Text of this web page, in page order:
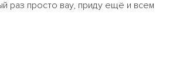
раз просто вау, приду ещё и всем